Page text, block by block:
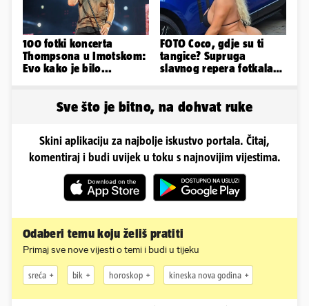
100 fotki koncerta
Thompsona u Imotskom:
Evo kako je bilo...
FOTO Coco, gdje su ti
tangice? Supruga
slavnog repera fotkala
Sve što je bitno, na dohvat ruke
Skini aplikaciju za najbolje iskustvo portala. Čitaj,
komentiraj i budi uvijek u toku s najnovijim vijestima.
Odaberi temu koju želiš pratiti
Primaj sve nove vijesti o temi i budi u tijeku
sreća bik horoskop kineska nova godina